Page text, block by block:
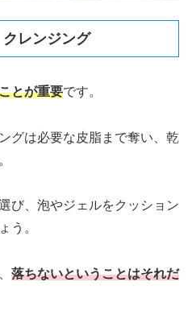
レンジング
とが重要です。
グは必要な皮脂まで奪い、乾
び、泡やジェルをクッション
う。
落ちないということはそれだ